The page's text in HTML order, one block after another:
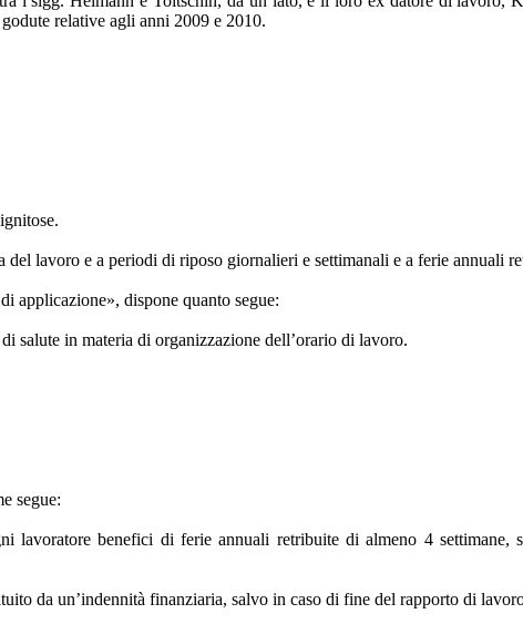
relative agli anni 2009 e 2010.
lavoro e a periodi di riposo giornalieri e settimanali e a ferie annuali
applicazione», dispone quanto segue:
salute in materia di organizzazione dell’orario di lavoro.
segue:
lavoratore benefici di ferie annuali retribuite di almeno 4
da un’indennità finanziaria, salvo in caso di fine del rapporto di